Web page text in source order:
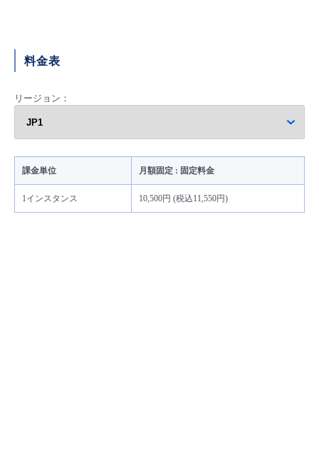
料金表
リージョン：
課金単位 月額固定 : 固定料金
1インスタンス 10,500円 (税込11,550円)